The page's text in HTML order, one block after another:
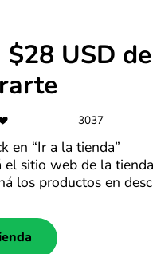
de descuento en el día de
$28 USD
3037
en “Ir a la tienda”
el sitio web de la tienda
los productos en